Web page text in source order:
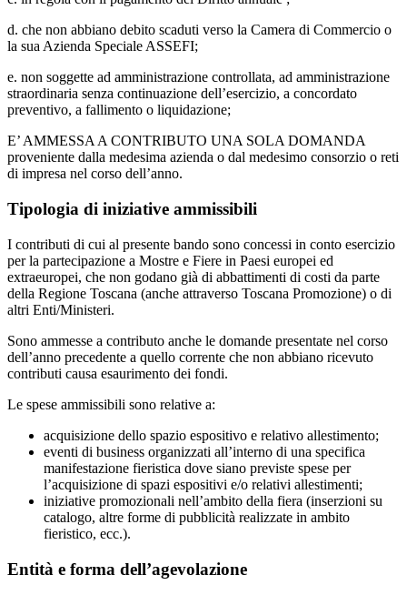
d. che non abbiano debito scaduti verso la Camera di Commercio o
la sua Azienda Speciale ASSEFI;
e. non soggette ad amministrazione controllata, ad amministrazione
straordinaria senza continuazione dell’esercizio, a concordato
preventivo, a fallimento o liquidazione;
E’ AMMESSA A CONTRIBUTO UNA SOLA DOMANDA
proveniente dalla medesima azienda o dal medesimo consorzio o reti
di impresa nel corso dell’anno.
Tipologia di iniziative ammissibili
I contributi di cui al presente bando sono concessi in conto esercizio
per la partecipazione a Mostre e Fiere in Paesi europei ed
extraeuropei, che non godano già di abbattimenti di costi da parte
della Regione Toscana (anche attraverso Toscana Promozione) o di
altri Enti/Ministeri.
Sono ammesse a contributo anche le domande presentate nel corso
dell’anno precedente a quello corrente che non abbiano ricevuto
contributi causa esaurimento dei fondi.
Le spese ammissibili sono relative a:
acquisizione dello spazio espositivo e relativo allestimento;
eventi di business organizzati all’interno di una specifica
manifestazione fieristica dove siano previste spese per
l’acquisizione di spazi espositivi e/o relativi allestimenti;
iniziative promozionali nell’ambito della fiera (inserzioni su
catalogo, altre forme di pubblicità realizzate in ambito
fieristico, ecc.).
Entità e forma dell’agevolazione